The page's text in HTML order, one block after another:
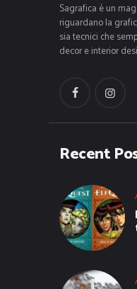
Sagrafica è un
riguardano la
sia tecnici che
decor e interior
Recent